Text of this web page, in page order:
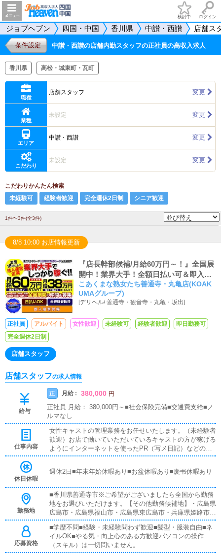
検討中 ログイン
ジョブヘブン 四国・中国 香川県 中讃・西讃 店舗ス
条件設定 中讃・西讃の店舗内勤スタッフの正社員の高収入求人
香川県 高松・城東町・瓦町
職種
店舗スタッフ 変更
業種
未設定 変更
エリア
中讃・西讃 変更
こだわり
未設定 変更
こだわりかんたん検索
未経験可
経験者歓迎 完全週休2日制 シニア歓迎
1件〜3件(全3件)
8/8 10:00 お店情報更新
『店長幹部候補/月給60万円～！』全国展
開中！業界大手！全額日払い可＆即入居
可能な社員寮あり
こあくまな熟女たち善通寺・丸亀店(KOAK
UMAグループ)
[デリヘル/善通寺・観音寺・丸亀・坂出]
正社員 アルバイト 女性歓迎 未経験可 経験者歓迎
即日勤務可
完全週休2日制
店舗スタッフ
店舗スタッフの求人情報
給与
正 月給 : 380,000 円
正社員 月給： 380,000円～■社会保険完備■交通費支給■ノ
ルマなし
仕事内容
女性キャストの管理業務をお任せいたします。（未経験者
歓迎）お店で働いていただいているキャストの方が稼げる
ようにインターネットを使ったPR（写メ日記）などの使
い方などのアドバイスを行っていただきます同業他店のよ
フは致しません。
休日休暇
週休2日■年末年始休暇あり■お盆休暇あり■慶弔休暇あり
勤務地
■香川県善通寺市※ご希望がございましたら全国から勤務
地をお選びいただけます。【その他勤務候補地】・広島県
広島市・広島県福山市・広島県東広島市・兵庫県姫路市・
兵庫県明石市・岡山県岡山市・香川県高松市・山口県周南
市・東京都台東区鶯谷・神奈川県厚木市本厚木・福岡県福
岡市小倉北区・埼玉県川口市西川口※特に『どこでも大丈
夫』な方は優遇いたします。
応募資格
■学歴不問■経験・未経験問わず歓迎■髪型・服装自由■ネ
イルOK■やる気・向上心のある方歓迎パソコンの操作
（スキル）は一切問いません。